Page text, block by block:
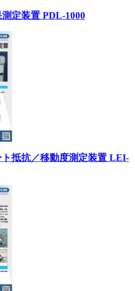
定装置 PDL-1000
抵抗／移動度測定装置 LEI-